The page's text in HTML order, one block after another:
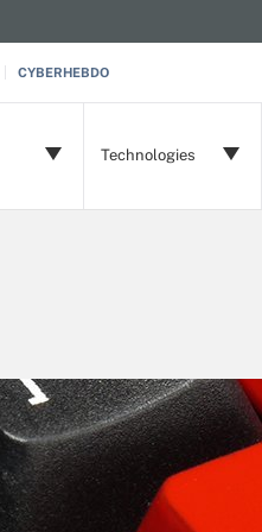
CYBERHEBDO
Technologies